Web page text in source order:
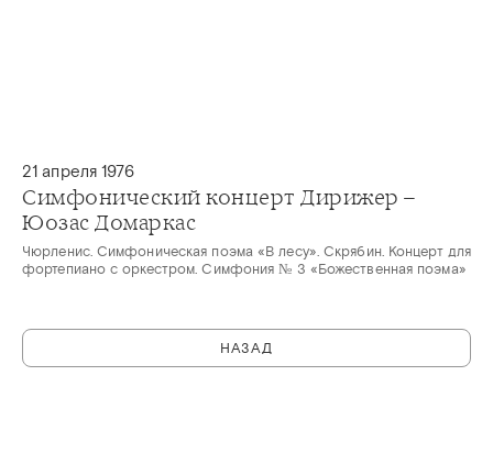
21 апреля 1976
Симфонический концерт Дирижер –
Юозас Домаркас
Чюрленис. Симфоническая поэма «В лесу». Скрябин. Концерт для
фортепиано с оркестром. Симфония № 3 «Божественная поэма»
НАЗАД